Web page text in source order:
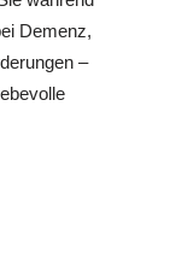
Demenz,
–